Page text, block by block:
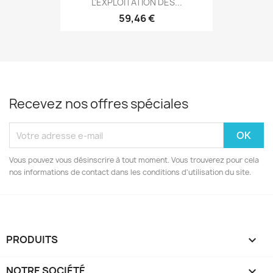
59,46 €
Recevez nos offres spéciales
Vous pouvez vous désinscrire à tout moment. Vous trouverez pour cela
nos informations de contact dans les conditions d'utilisation du site.
PRODUITS 